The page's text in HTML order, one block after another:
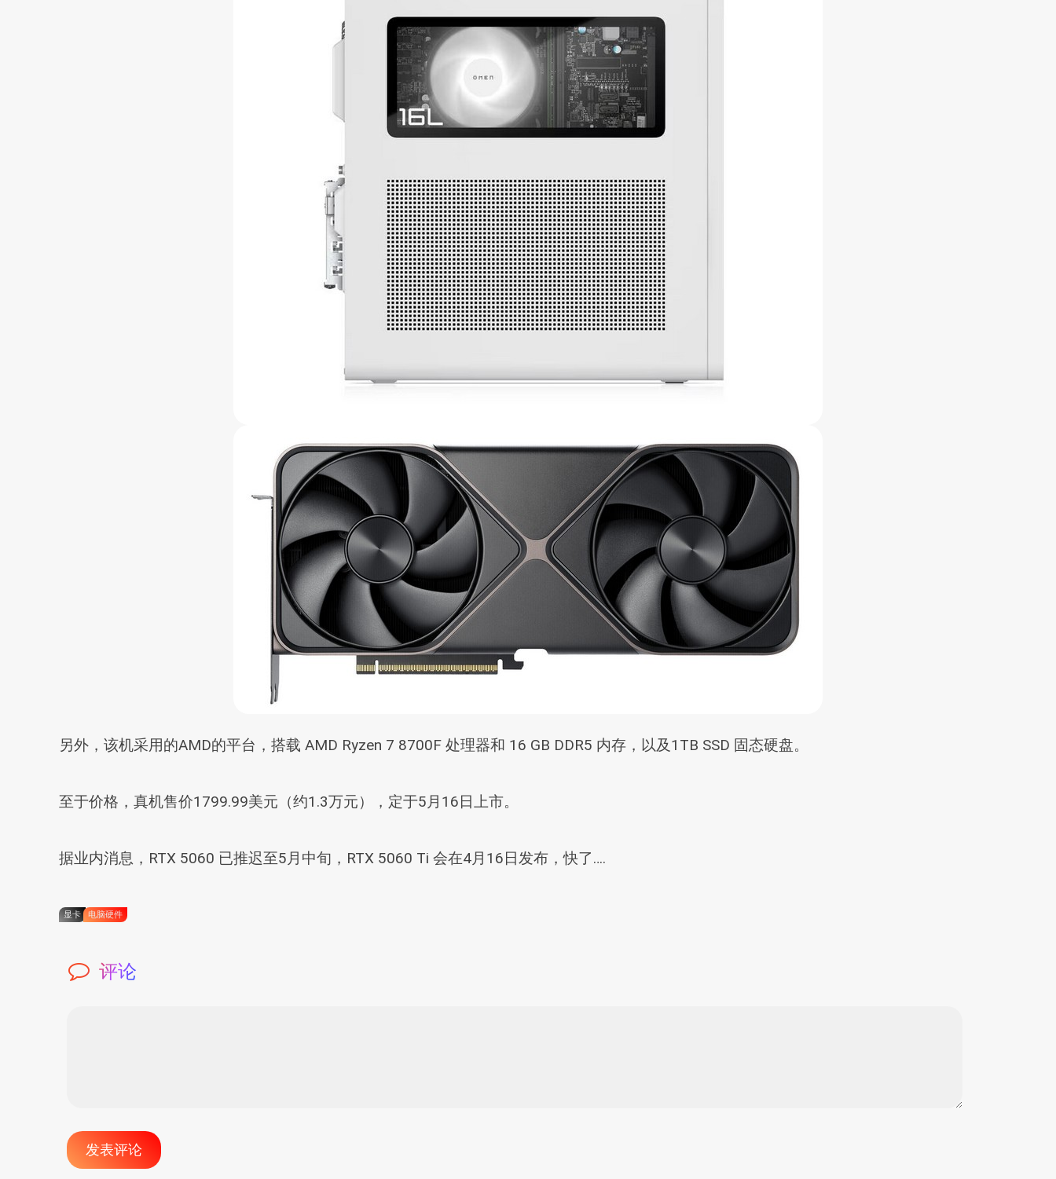
另外，该机采用的AMD的平台，搭载 AMD Ryzen 7 8700F 处理器和 16 GB DDR5 内存，以及1TB SSD 固态硬盘。
至于价格，真机售价1799.99美元（约1.3万元），定于5月16日上市。
据业内消息，RTX 5060 已推迟至5月中旬，RTX 5060 Ti 会在4月16日发布，快了….
显卡 电脑硬件
评论